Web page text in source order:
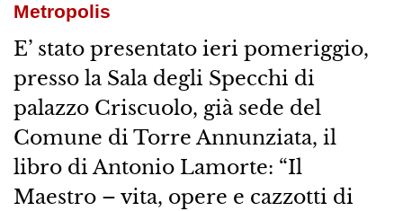
Metropolis
E’ stato presentato ieri pomeriggio,
presso la Sala degli Specchi di
palazzo Criscuolo, già sede del
Comune di Torre Annunziata, il
libro di Antonio Lamorte: “Il
Maestro – vita, opere e cazzotti di